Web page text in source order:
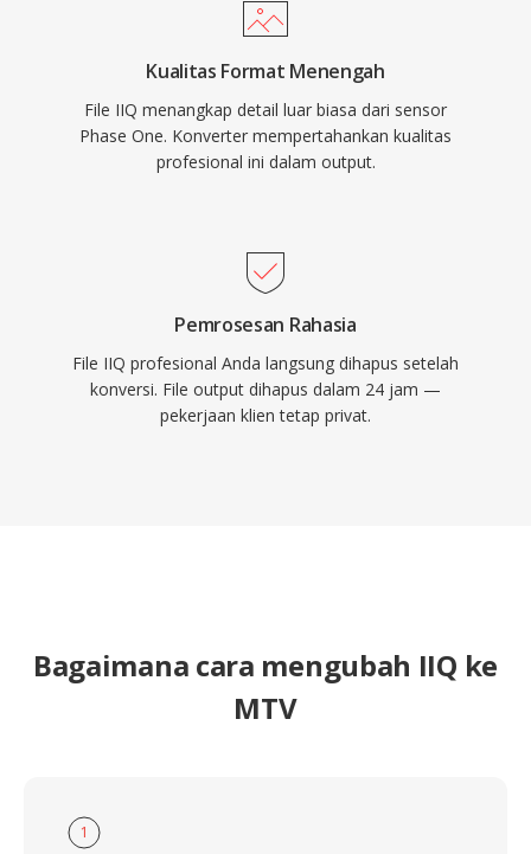
Kualitas Format Menengah
File IIQ menangkap detail luar biasa dari sensor
Phase One. Konverter mempertahankan kualitas
profesional ini dalam output.
Pemrosesan Rahasia
File IIQ profesional Anda langsung dihapus setelah
konversi. File output dihapus dalam 24 jam —
pekerjaan klien tetap privat.
Bagaimana cara mengubah IIQ ke
MTV
1